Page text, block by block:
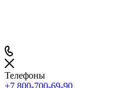
Телефоны
+7 800-700-69-90